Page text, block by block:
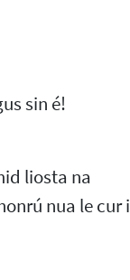
sin é!
liosta na
nua le cur i